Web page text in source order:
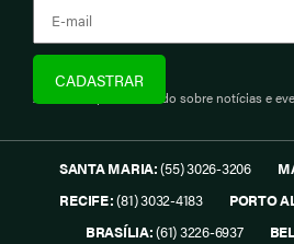
Assine e fique informado sobre notícias e
SANTA MARIA:(55) 3026-3206
RECIFE:(81) 3032-4183 PORTO
BRASÍLIA:(61) 3226-6937